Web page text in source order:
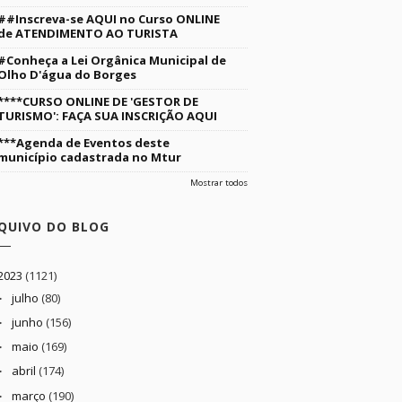
se AQUI no Curso ONLINE
ATENDIMENTO AO TURISTA
a Lei Orgânica Municipal de
D'água do Borges
ONLINE DE 'GESTOR DE
FAÇA SUA INSCRIÇÃO AQUI
de Eventos deste
cadastrada no Mtur
Mostrar todos
DO BLOG
(1121)
julho (80)
junho (156)
maio (169)
abril (174)
março (190)